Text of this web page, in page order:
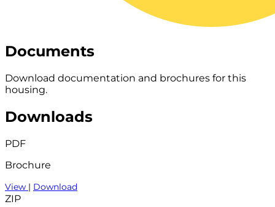
Documents
Download documentation and brochures for this
housing.
Downloads
PDF
Brochure
View | Download
ZIP